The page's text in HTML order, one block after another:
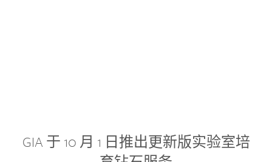
GIA 于 10 月 1 日推出更新版实验室培